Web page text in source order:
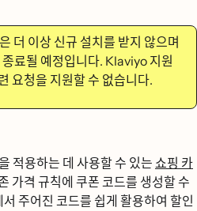
신규 설치를 받지 않으며
예정입니다. Klaviyo 지원
지원할 수 없습니다.
데 사용할 수 있는쇼핑 카
가격 규칙에 쿠폰 코드를 생성할 수
주어진 코드를 쉽게 활용하여 할인